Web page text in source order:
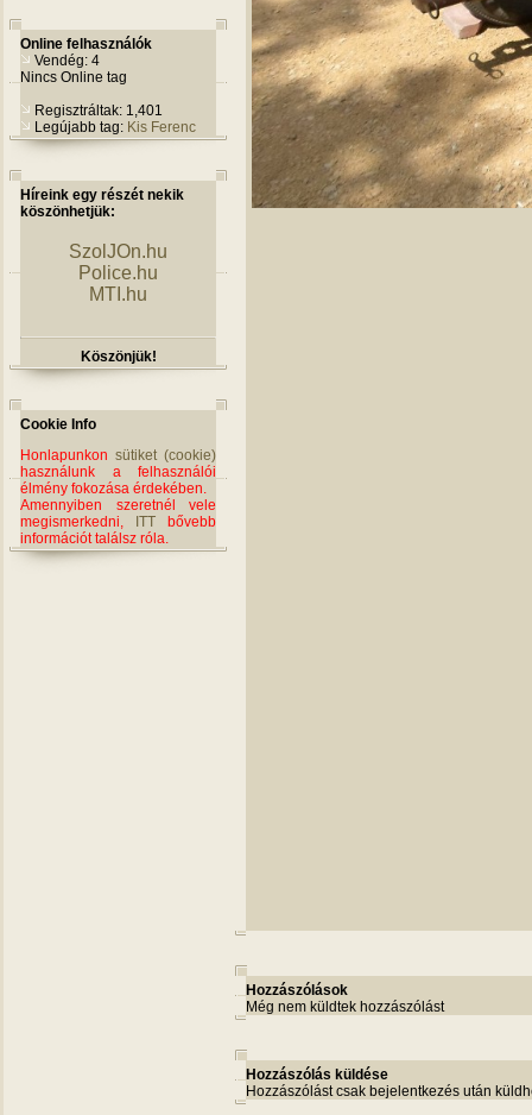
Online felhasználók
Vendég: 4
Nincs Online tag
Regisztráltak: 1,401
Legújabb tag: Kis Ferenc
Híreink egy részét nekik
köszönhetjük:
SzolJOn.hu
Police.hu
MTI.hu
Köszönjük!
Cookie Info
Honlapunkon sütiket (cookie)
használunk a felhasználói
élmény fokozása érdekében.
Amennyiben szeretnél vele
megismerkedni,
ITT bővebb
információt találsz róla.
Hozzászólások
Még nem küldtek hozzászólást
Hozzászólás küldése
Hozzászólást csak bejelentkezés után